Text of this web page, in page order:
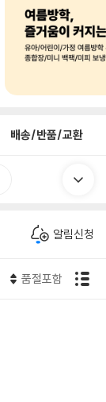
배송/반품/교환
알림신청
품절포함